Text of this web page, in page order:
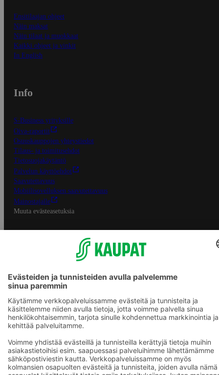
Ensitilaajan ohjeet
Näin maksat
Näin tilaat ja muokkaat
Kaikki ohjeet ja vinkit
In English
Info
S-Business yrityksille
Oiva-raportit
Osuuskauppojen yhteystiedot
Tilaus- ja toimitusehdot
Tietosuojakäytäntö
Palvelun käyttöehdot
Saavutettavuus
Mobiilisovelluksen saavutettavuus
Mainostajalle
Muuta evästeasetuksia
S-ryhmän palvelut
S-ryhmä
Asiakasomistajuus
Yhteishyvä Ruoka -sovellus
S-ostoslista -sovellus
Prisma.fi
Sokos.fi
S-Pankki
Yhteishyvä
Sokos Hotels
Raflaamo